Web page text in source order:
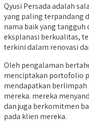
Qyusi Persada adalah
yang paling terpandang
nama baik yang
eksplanasi berkualitas,
terkini dalam renovasi
Oleh pengalaman
menciptakan portofolio
mendapatkan
mereka. mereka
dan juga berkomitmen
pada klien mereka.